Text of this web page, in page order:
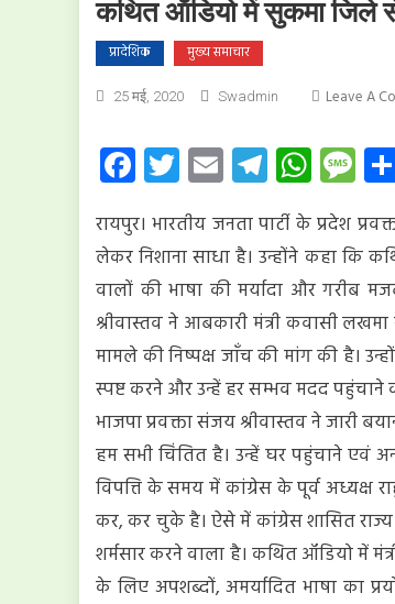
कथित ऑडियो में सुकमा जिले
प्रादेशिक मुख्य समाचार
25 मई, 2020 Swadmin Leave A
Facebook
Twitter
Email
रायपुर। भारतीय जनता पार्टी के प्रदेश
लेकर निशाना साधा है। उन्होंने कहा कि
वालों की भाषा की मर्यादा और गरीब
श्रीवास्तव ने आबकारी मंत्री कवासी
मामले की निष्पक्ष जाँच की मांग की है।
स्पष्ट करने और उन्हें हर सम्भव मदद पहुंचाने
भाजपा प्रवक्ता संजय श्रीवास्तव ने जारी
हम सभी चिंतित है। उन्हें घर पहुंचाने एवं
विपत्ति के समय में कांग्रेस के पूर्व अध्यक्ष
कर, कर चुके है। ऐसे में कांग्रेस शासित
शर्मसार करने वाला है। कथित ऑडियो में
के लिए अपशब्दों, अमर्यादित भाषा का